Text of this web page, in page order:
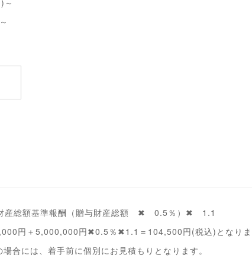
総額基準報酬（贈与財産総額 ✖ 0.5％）✖ 1.1
円＋5,000,000円✖0.5％✖1.1＝104,500円(税込)となり
合には、着手前に個別にお見積もりとなります。